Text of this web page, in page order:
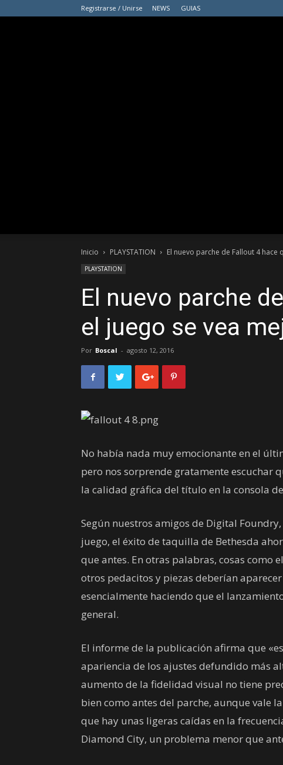
Registrarse / Unirse NEWS GUIAS
Inicio PLAYSTATION El nuevo parche de Fallout 4 hace
PLAYSTATION
El nuevo parche
el juego se vea
Por Boscal - agosto 12, 2016
No había nada muy emocionante en el
pero nos sorprende gratamente escuchar
la calidad gráfica del título en la consola
Según nuestros amigos de Digital
juego, el éxito de taquilla de Bethesda
que antes. En otras palabras, cosas como
otros pedacitos y piezas deberían
esencialmente haciendo que el
general.
El informe de la publicación afirma que
apariencia de los ajustes defundido más
aumento de la fidelidad visual no tiene
bien como antes del parche, aunque vale
que hay unas ligeras caídas en la
Diamond City, un problema menor que